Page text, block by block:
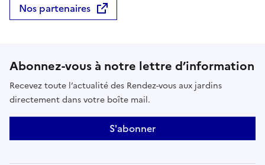
Nos partenaires
Abonnez-vous à notre lettre d’information
Recevez toute l’actualité des Rendez-vous aux jardins
directement dans votre boîte mail.
S'abonner